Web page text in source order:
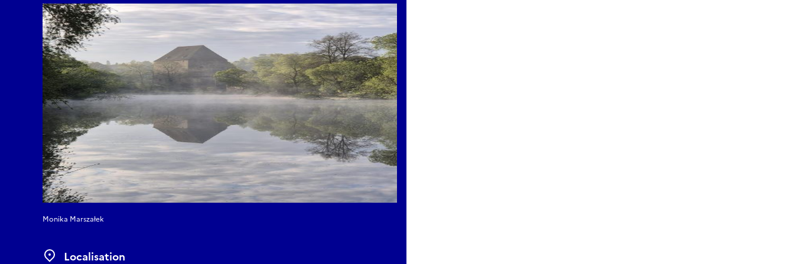
Association "Tour Ducale à Siedlęcin", Ewa Małocha | Association "Tour Ducale à Siedlęcin"
14h00 - 15h00
Déjeuner
Bénévolat au service de la protection et de la vulgarisation du patrimoine | Association « la Tour Prince à
Siedlęcin »
Les nouvelles technologies au service de l'archéologie | Institut d'Archéologie de l'Université Jagellonienne
Popularisation sous forme de plaisir, jeu de société “il y avait un château” | Institut national du patrimoine
15 h 30 - 16 h 30 Journées européennes d'archéologie, 2025
Les Journées européennes d’archéologie à Kalisz comme exemple d’activités locales du KTPN pour la diffusion du
patrimoine archéologique
| Paulina Przepiórka | Faculté d’archéologie de l’Université Adam Mickiewicz,
coordinateur des Journées européennes d’archéologie à Kalisz, Société Kalisz des amis des Sciences
Comment est-ce fait dans Lipovets ? Journées européennes d'archéologie au château de Lipowiec
petite-pologne Voïvodie| Marek Szymaszkiewicz | Musée de l'Ouest de Małopolska à Wygiełzów
Monika Marszałek
Localisation